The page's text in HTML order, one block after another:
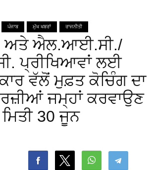
ਪੰਜਾਬ ਮੁੱਖ ਖਬਰਾਂ ਰਾਜਨੀਤੀ
ਅਤੇ ਐਲ.ਆਈ.ਸੀ./
ਪ੍ਰੀਖਿਆਵਾਂ ਲਈ
ਵੱਲੋਂ ਮੁਫ਼ਤ ਕੋਚਿੰਗ ਦਾ
ਜਮ੍ਹਾਂ ਕਰਵਾਉਣ
30 ਜੂਨ